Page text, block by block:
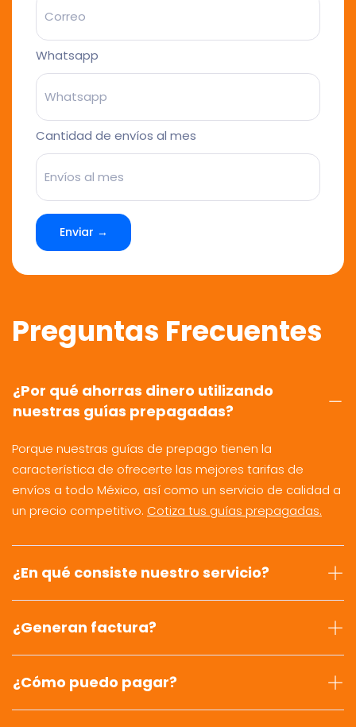
Whatsapp
Cantidad de envíos al mes
Enviar →
Preguntas Frecuentes
¿Por qué ahorras dinero utilizando
nuestras guías prepagadas?
Porque nuestras guías de prepago tienen la
característica de ofrecerte las mejores tarifas de
envíos a todo México, así como un servicio de calidad a
un precio competitivo. Cotiza tus guías prepagadas.
¿En qué consiste nuestro servicio?
¿Generan factura?
¿Cómo puedo pagar?